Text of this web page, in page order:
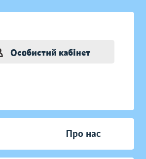
Особистий кабінет
Про нас